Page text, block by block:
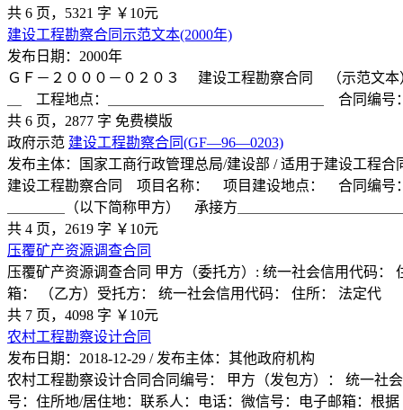
共 6 页，5321 字 ￥10元
建设工程勘察合同示范文本(2000年)
发布日期：2000年
ＧＦ－２０００－０２０３ 建设工程勘察合同 （示范文
＿ 工程地点：＿＿＿＿＿＿＿＿＿＿＿＿＿＿＿ 合同编号
共 6 页，2877 字 免费模版
政府示范 建设工程勘察合同(GF—96—0203)
发布主体：国家工商行政管理总局/建设部 / 适用于建设工程合
建设工程勘察合同 项目名称： 项目建设地点： 合同编
＿＿＿＿（以下简称甲方） 承接方＿＿＿＿＿＿＿＿＿＿
共 4 页，2619 字 ￥10元
压覆矿产资源调查合同
压覆矿产资源调查合同 甲方（委托方）: 统一社会信用代码
箱： （乙方）受托方： 统一社会信用代码： 住所： 法定代
共 7 页，4098 字 ￥10元
农村工程勘察设计合同
发布日期：2018-12-29 / 发布主体：其他政府机构
农村工程勘察设计合同合同编号： 甲方（发包方）： 统一社
号：住所地/居住地：联系人：电话：微信号：电子邮箱：根